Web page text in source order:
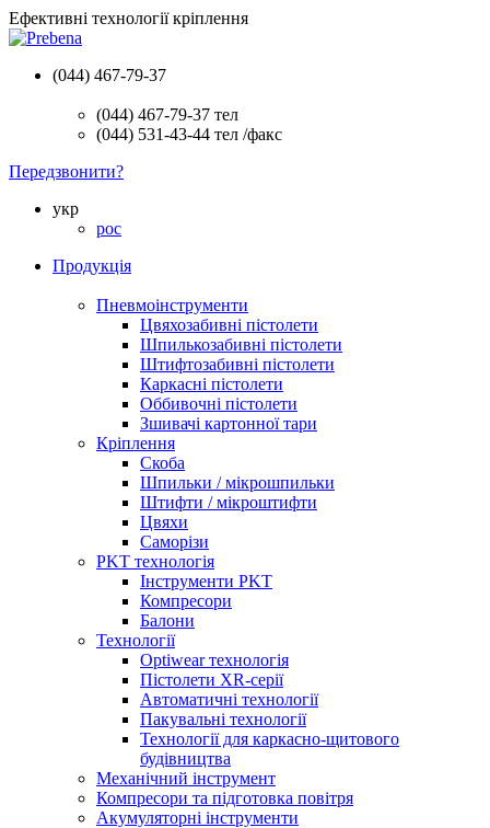
Ефективні технології кріплення
(044) 467-79-37
(044) 467-79-37 тел
(044) 531-43-44 тел /факс
Передзвонити?
укр
рос
Продукція
Пневмоінструменти
Цвяхозабивні пістолети
Шпилькозабивні пістолети
Штифтозабивні пістолети
Каркасні пістолети
Оббивочні пістолети
Зшивачі картонної тари
Кріплення
Скоба
Шпильки / мікрошпильки
Штифти / мікроштифти
Цвяхи
Саморізи
PKT технологія
Інструменти PKT
Компресори
Балони
Технології
Optiwear технологія
Пістолети XR-серії
Автоматичні технології
Пакувальні технології
Технології для каркасно-щитового
будівництва
Механічний інструмент
Компресори та підготовка повітря
Акумуляторні інструменти